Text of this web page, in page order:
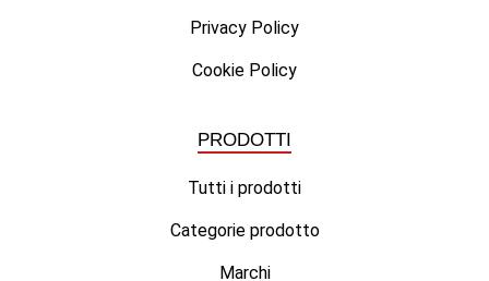
Privacy Policy
Cookie Policy
PRODOTTI
Tutti i prodotti
Categorie prodotto
Marchi